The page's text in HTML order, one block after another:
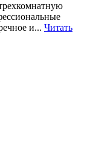
и... Читать